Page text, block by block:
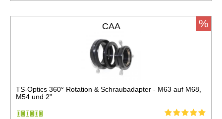
CAA
TS-Optics 360° Rotation & Schraubadapter - M63 auf M68,
M54 und 2"
%